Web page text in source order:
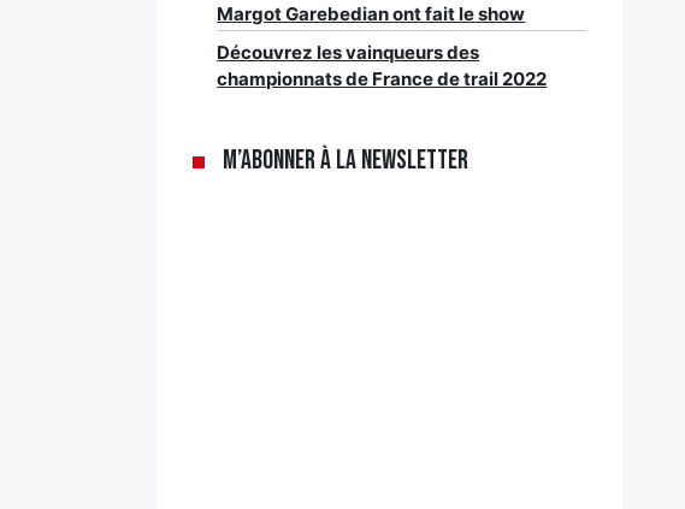
Margot Garebedian ont fait le show
Découvrez les vainqueurs des
championnats de France de trail 2022
M’abonner à la newsletter